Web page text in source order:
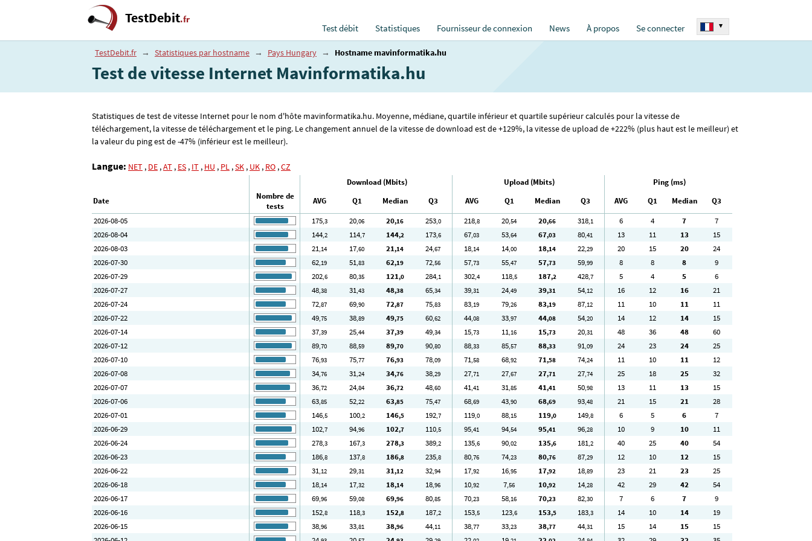
TestDebit.fr
Test débit Statistiques Fournisseur de connexion News À propos Se connecter ▾
TestDebit.fr → Statistiques par hostname → Pays Hungary → Hostname mavinformatika.hu
Test de vitesse Internet Mavinformatika.hu
Statistiques de test de vitesse Internet pour le nom d'hôte mavinformatika.hu. Moyenne, médiane, quartile inférieur et quartile supérieur calculés pour la vitesse de
téléchargement, la vitesse de téléchargement et le ping. Le changement annuel de la vitesse de download est de +129%, la vitesse de upload de +222% (plus haut est le meilleur) et
la valeur du ping est de -47% (inférieur est le meilleur).
Langue: NET , DE ,AT , ES , IT , HU , PL ,SK , UK , RO ,CZ
Download (Mbits) Upload (Mbits)
Ping (ms)
Date
Nombre de
tests
AVG Q1 Median Q3 AVG Q1 Median Q3 AVG Q1 Median
Q3
2026-08-05
175,3 20,06 20,16 253,0 218,8 20,54 20,66 318,1 6 4 7
7
2026-08-04
144,2 114,7 144,2 173,6 67,03 53,64 67,03 80,41 13 11 13
15
2026-08-03
21,14 17,60 21,14 24,67 18,14 14,00 18,14 22,29 20 15 20
24
2026-07-30
62,19 51,83 62,19 72,56 57,73 55,47 57,73 59,99 8 8 8
9
2026-07-29
202,6 80,35 121,0 284,1 302,4 118,5 187,2 428,7 5 4 5
6
2026-07-27
48,38 31,43 48,38 65,34 39,31 24,49 39,31 54,12 16 12 16
21
2026-07-24
72,87 69,90 72,87 75,83 83,19 79,26 83,19 87,12 11 10 11
11
2026-07-22
49,75 38,89 49,75 60,62 44,08 33,97 44,08 54,20 14 12 14
15
2026-07-14
37,39 25,44 37,39 49,34 15,73 11,16 15,73 20,31 48 36 48
60
2026-07-12
89,70 88,59 89,70 90,80 88,33 85,57 88,33 91,09 24 23 24
25
2026-07-10
76,93 75,77 76,93 78,09 71,58 68,92 71,58 74,24 11 10 11
12
2026-07-08
34,76 31,24 34,76 38,29 27,71 27,67 27,71 27,74 25 18 25
32
2026-07-07
36,72 24,84 36,72 48,60 41,41 31,85 41,41 50,98 13 11 13
15
2026-07-06
63,85 52,22 63,85 75,47 68,69 43,90 68,69 93,48 21 15 21
28
2026-07-01
146,5 100,2 146,5 192,7 119,0 88,15 119,0 149,8 6 5 6
7
2026-06-29
102,7 94,96 102,7 110,5 95,41 94,54 95,41 96,28 10 9 10
11
2026-06-24
278,3 167,3 278,3 389,2 135,6 90,02 135,6 181,2 40 25 40
54
2026-06-23
186,8 137,8 186,8 235,8 80,76 74,23 80,76 87,29 12 10 12
15
2026-06-22
31,12 29,31 31,12 32,94 17,92 16,95 17,92 18,89 23 21 23
25
2026-06-18
18,14 17,32 18,14 18,96 10,92 7,56 10,92 14,28 42 29 42
54
2026-06-17
69,96 59,08 69,96 80,85 70,23 58,16 70,23 82,30 7 6 7
9
2026-06-16
152,8 118,3 152,8 187,2 153,5 123,6 153,5 183,3 14 10 14
19
2026-06-15
38,96 33,81 38,96 44,11 38,77 33,23 38,77 44,31 15 14 15
15